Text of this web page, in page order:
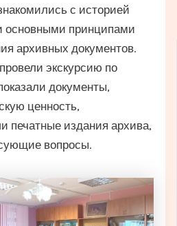
с историей
основными принципами
архивных документов.
экскурсию по
документы,
ценность,
печатные издания архива,
вопросы.